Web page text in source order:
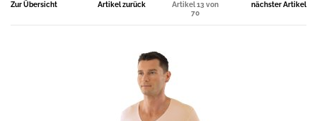
Zur Übersicht Artikel zurück
Artikel 13 von
70
nächster Artikel